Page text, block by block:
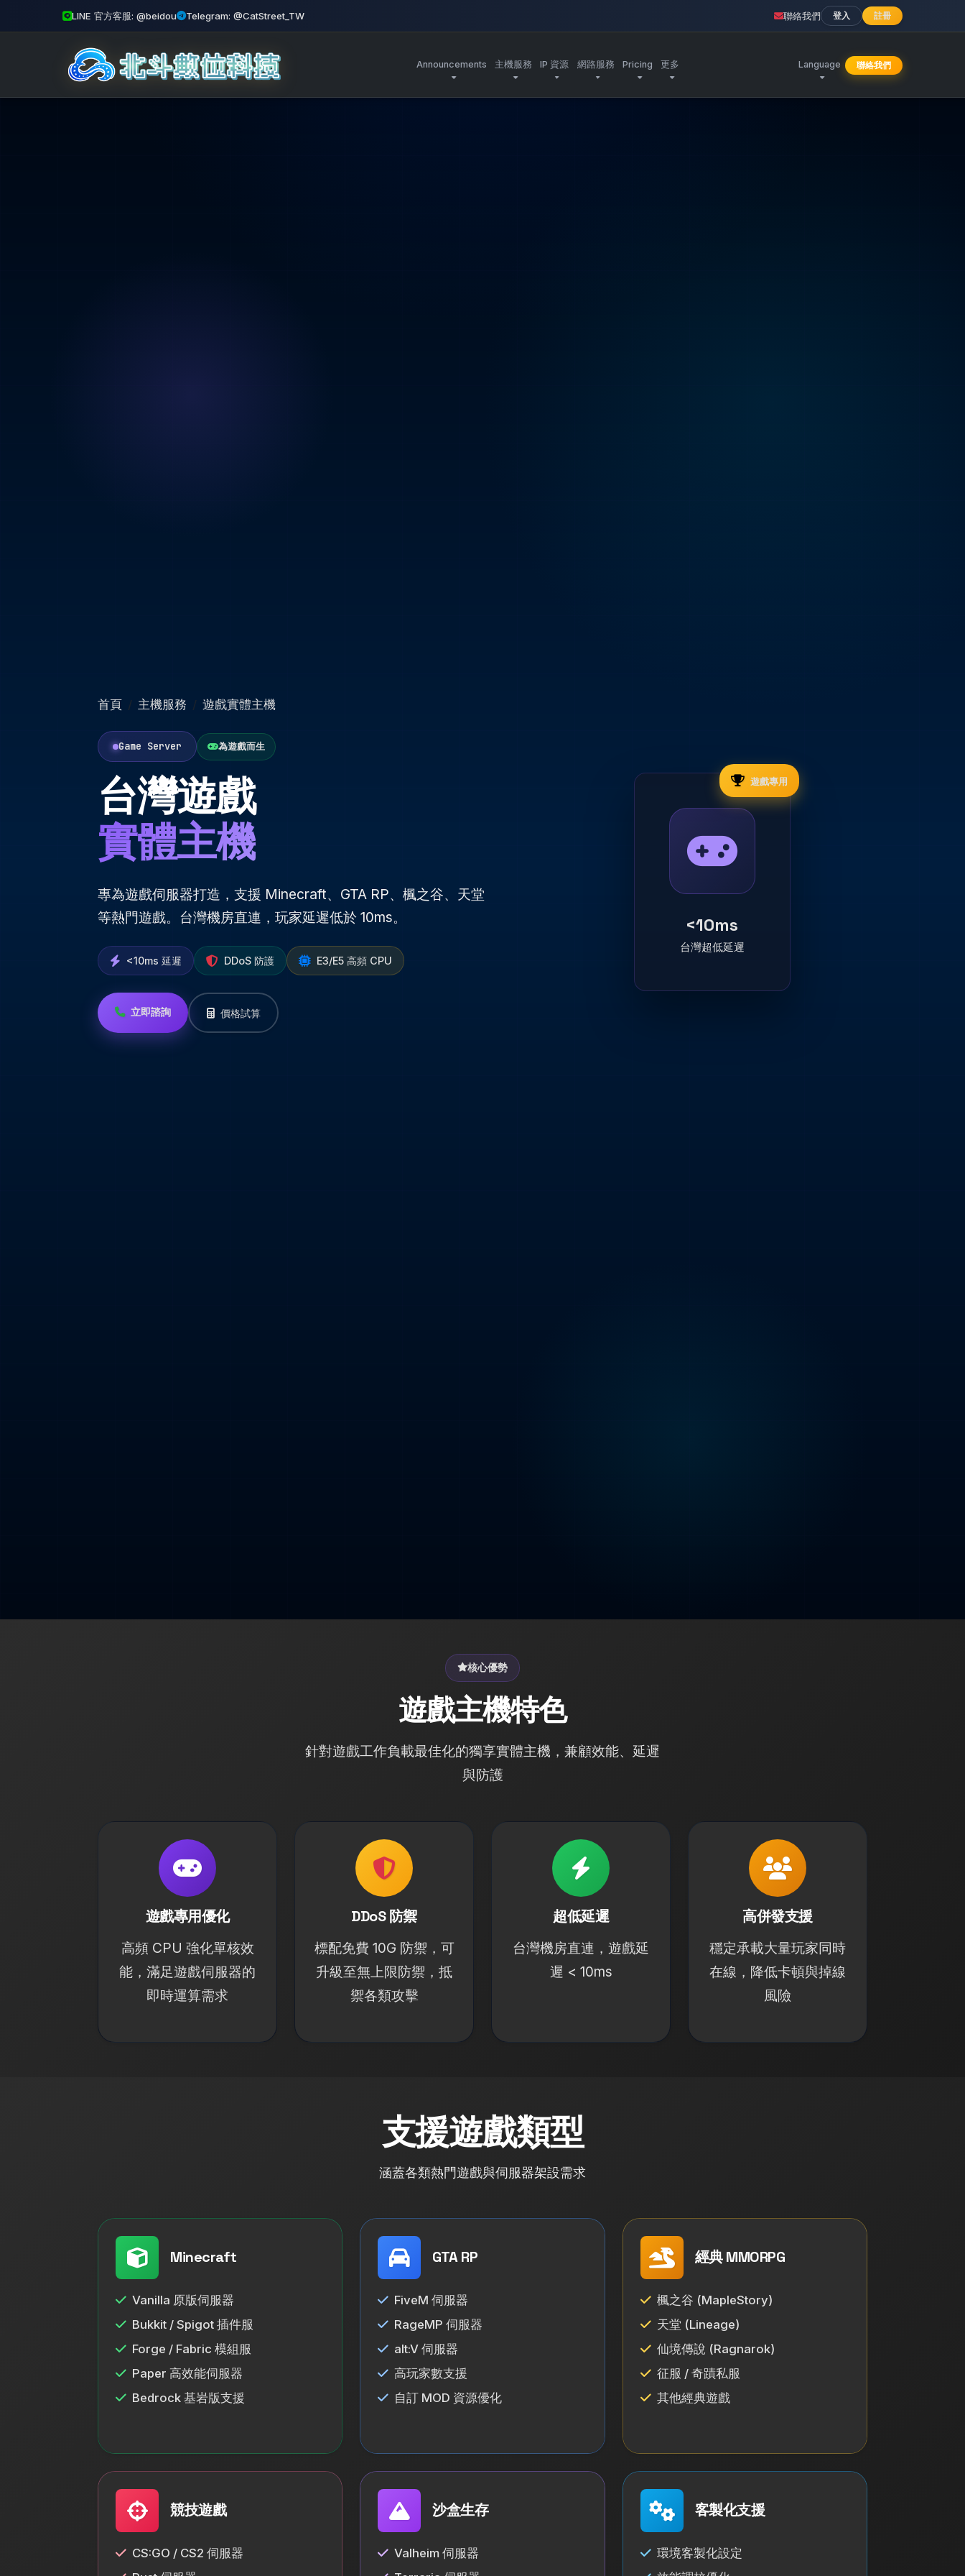
LINE 官方客服: @beidou Telegram: @CatStreet_TW 聯絡我們 登入 註冊
Announcements 主機服務 IP 資源 網路服務 Pricing 更多 Language 聯絡我們
首頁 主機服務 遊戲實體主機
Game Server 為遊戲而生
台灣遊戲
實體主機
專為遊戲伺服器打造，支援 Minecraft、GTA RP、楓之谷、天堂
等熱門遊戲。台灣機房直連，玩家延遲低於 10ms。
<10ms 延遲 DDoS 防護 E3/E5 高頻 CPU
立即諮詢 價格試算
<10ms
台灣超低延遲
遊戲專用
核心優勢
遊戲主機特色
針對遊戲工作負載最佳化的獨享實體主機，兼顧效能、延遲
與防護
遊戲專用優化
高頻 CPU 強化單核效
能，滿足遊戲伺服器的
即時運算需求
DDoS 防禦
標配免費 10G 防禦，可
升級至無上限防禦，抵
禦各類攻擊
超低延遲
台灣機房直連，遊戲延
遲 < 10ms
高併發支援
穩定承載大量玩家同時
在線，降低卡頓與掉線
風險
支援遊戲類型
涵蓋各類熱門遊戲與伺服器架設需求
Minecraft
Vanilla 原版伺服器
Bukkit / Spigot 插件服
Forge / Fabric 模組服
Paper 高效能伺服器
Bedrock 基岩版支援
GTA RP
FiveM 伺服器
RageMP 伺服器
alt:V 伺服器
高玩家數支援
自訂 MOD 資源優化
經典 MMORPG
楓之谷 (MapleStory)
天堂 (Lineage)
仙境傳說 (Ragnarok)
征服 / 奇蹟私服
其他經典遊戲
競技遊戲
CS:GO / CS2 伺服器
沙盒生存
Valheim 伺服器
客製化支援
環境客製化設定